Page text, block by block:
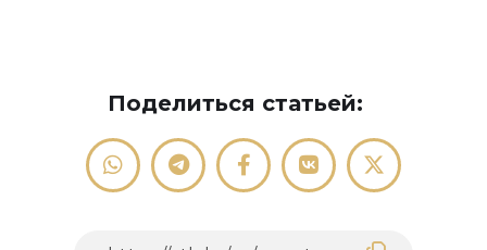
Поделиться статьей: